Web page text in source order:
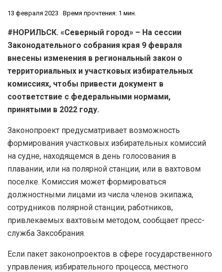
13 февраля 2023 Время прочтения: 1 мин.
#НОРИЛЬСК. «Северный город» – На сессии
Законодательного собрания края 9 февраля
внесены изменения в региональный закон о
территориальных и участковых избирательных
комиссиях, чтобы привести документ в
соответствие с федеральными нормами,
принятыми в 2022 году.
Законопроект предусматривает возможность
формирования участковых избирательных комиссий
на судне, находящемся в день голосования в
плавании, или на полярной станции, или в вахтовом
поселке. Комиссия может формироваться
должностными лицами из числа членов экипажа,
сотрудников полярной станции, работников,
привлекаемых вахтовым методом, сообщает пресс-
служба Заксобрания.
Если пакет законопроектов в сфере государственного
управления, избирательного процесса, местного